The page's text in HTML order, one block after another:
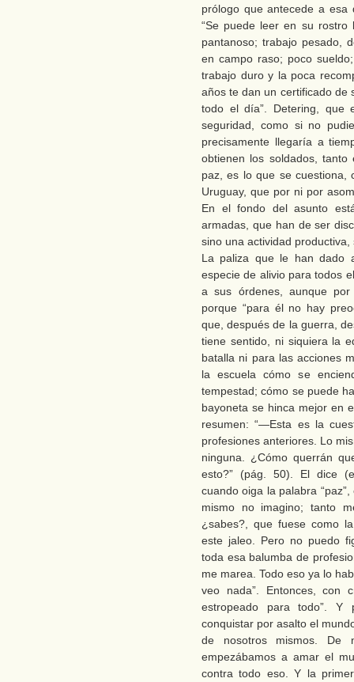
prólogo que antecede a esa
“Se puede leer en su
pantanoso; trabajo pesado,
en campo raso; poco
trabajo duro y la poca
años te dan un certificado de
todo el día”. Detering, que
seguridad, como si no
precisamente llegaría a
obtienen los soldados,
paz, es lo que se cuestiona,
Uruguay, que por ni por
En el fondo del asunto
armadas, que han de ser
sino una actividad
La paliza que le han dado
especie de alivio para todos
a sus órdenes, aunque
porque “para él no hay
que, después de la guerra,
tiene sentido, ni siquiera la
batalla ni para las acciones
la escuela cómo se
tempestad; cómo se puede
bayoneta se hinca mejor en
resumen: “—Esta es la
profesiones anteriores. Lo
ninguna. ¿Cómo querrán
esto?” (pág. 50). El dice
cuando oiga la palabra
mismo no imagino; tanto
¿sabes?, que fuese como
este jaleo. Pero no puedo
toda esa balumba de
me marea. Todo eso ya lo
veo nada”. Entonces, con
estropeado para todo”. Y
conquistar por asalto el
de nosotros mismos. De
empezábamos a amar el
contra todo eso. Y la